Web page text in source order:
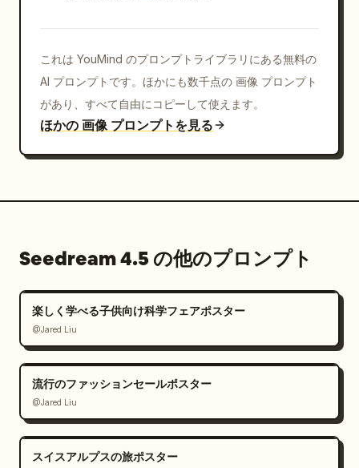
これは YouMind のプロンプトライブラリにある無料の
AI プロンプトです。ほかにも数千点の 画像 プロンプト
があり、すべて自由にコピーして使えます。
ほかの 画像 プロンプトを見る
Seedream 4.5 の他のプロンプト
楽しく学べる子供向け科学フェアポスター
@Jared Liu
流行のファッションセールポスター
@Jared Liu
スイスアルプスの旅ポスター